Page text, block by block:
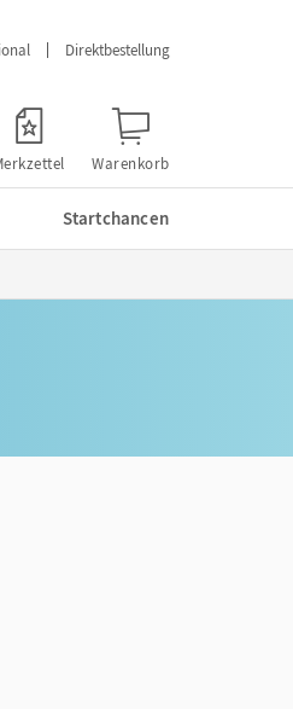
Direktbestellung
Warenkorb
Startchancen